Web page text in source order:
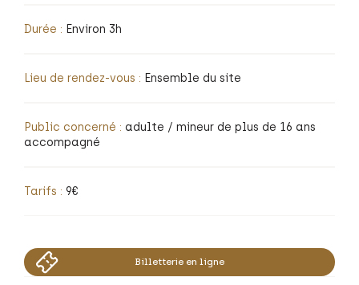
Durée : Environ 3h
Lieu de rendez-vous : Ensemble du site
Public concerné : adulte / mineur de plus de 16 ans
accompagné
Tarifs : 9€
Billetterie en ligne